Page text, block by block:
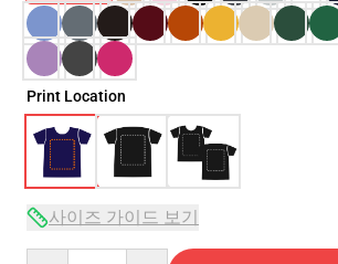
Print Location
사이즈 가이드 보기